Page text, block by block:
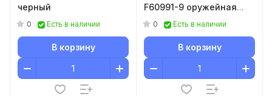
черный
0 Есть в наличии
В корзину
F60991-9 оружейная
сталь
0 Есть в наличии
В корзину